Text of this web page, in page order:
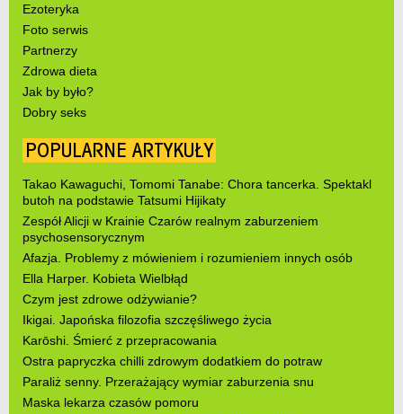
Ezoteryka
Foto serwis
Partnerzy
Zdrowa dieta
Jak by było?
Dobry seks
POPULARNE ARTYKUŁY
Takao Kawaguchi, Tomomi Tanabe: Chora tancerka. Spektakl
butoh na podstawie Tatsumi Hijikaty
Zespół Alicji w Krainie Czarów realnym zaburzeniem
psychosensorycznym
Afazja. Problemy z mówieniem i rozumieniem innych osób
Ella Harper. Kobieta Wielbłąd
Czym jest zdrowe odżywianie?
Ikigai. Japońska filozofia szczęśliwego życia
Karōshi. Śmierć z przepracowania
Ostra papryczka chilli zdrowym dodatkiem do potraw
Paraliż senny. Przerażający wymiar zaburzenia snu
Maska lekarza czasów pomoru